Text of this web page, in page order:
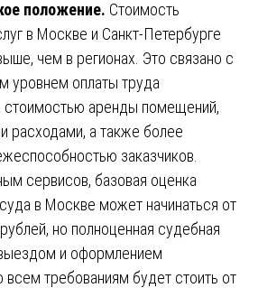
положение. Стоимость
в Москве и Санкт-Петербурге
чем в регионах. Это связано с
уровнем оплаты труда
стоимостью аренды помещений,
расходами, а также более
заказчиков.
сервисов, базовая оценка
в Москве может начинаться от
но полноценная судебная
и оформлением
всем требованиям будет стоить от